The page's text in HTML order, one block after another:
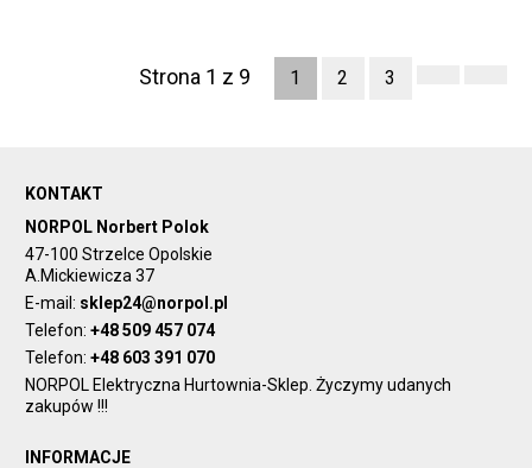
Strona 1 z 9 1 2 3
KONTAKT
NORPOL Norbert Polok
47-100 Strzelce Opolskie
A.Mickiewicza 37
E-mail: sklep24@norpol.pl
Telefon:+48 509 457 074
Telefon:+48 603 391 070
NORPOL Elektryczna Hurtownia-Sklep. Życzymy udanych
zakupów !!!
INFORMACJE